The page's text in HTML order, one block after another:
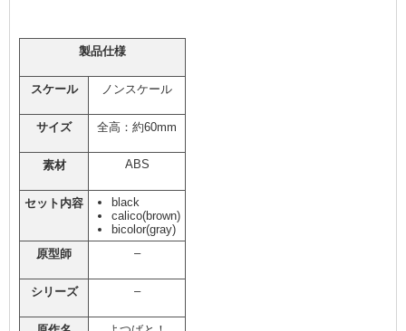
製品仕様
スケール ノンスケール
サイズ 全高：約60mm
素材 ABS
セット内容
black
calico(brown)
bicolor(gray)
原型師
–
シリーズ –